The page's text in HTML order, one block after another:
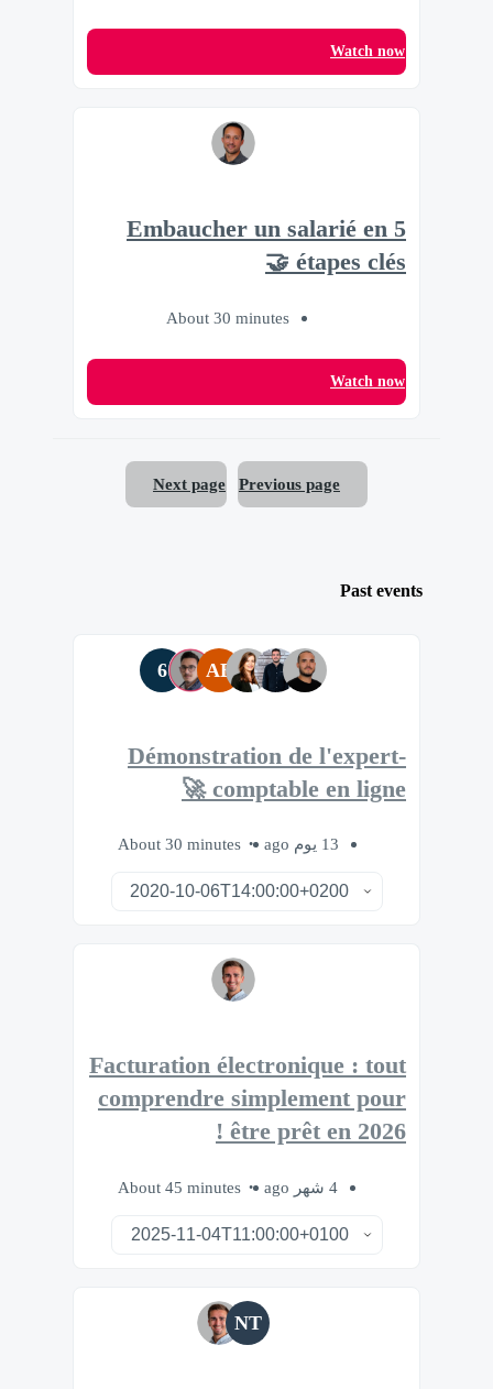
Watch now
Embaucher un salarié en 5
étapes clés 🤝
About 30 minutes
Watch now
Previous page
Next page
Past events
AB
6
Démonstration de l'expert-
comptable en ligne 🚀
13 يوم ago About 30 minutes
Facturation électronique : tout
comprendre simplement pour
être prêt en 2026 !
4 شهر ago About 45 minutes
NT